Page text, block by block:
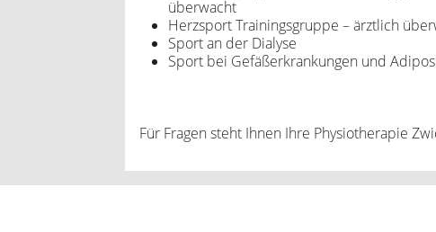
überwacht
Herzsport Trainingsgruppe – ärztlich
Sport an der Dialyse
Sport bei Gefäßerkrankungen und
Für Fragen steht Ihnen Ihre Physiotherapie